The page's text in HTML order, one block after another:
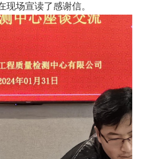
场宣读了感谢信。